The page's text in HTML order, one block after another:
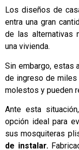
Los diseños de
entra una gran
de las alternativas
una vivienda.
Sin embargo, estas
de ingreso de miles
molestos y pueden
Ante esta situación,
opción ideal para
susmosquiteras
de instalar.